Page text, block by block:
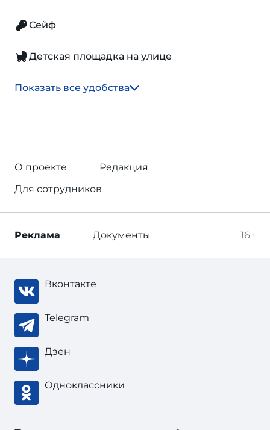
Сейф
Детская площадка на улице
Показать все удобства
О проекте
Редакция
Для сотрудников
16+
Реклама Документы
Вконтакте
Telegram
Дзен
Одноклассники